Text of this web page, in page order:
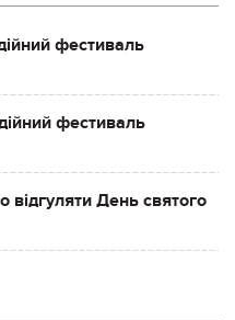
фестиваль
фестиваль
День святого